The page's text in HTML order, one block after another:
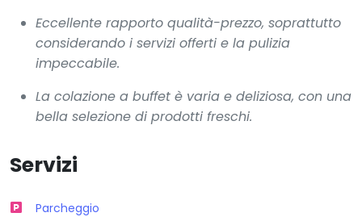
Eccellente rapporto qualità-prezzo, soprattutto
considerando i servizi offerti e la pulizia
impeccabile.
La colazione a buffet è varia e deliziosa, con una
bella selezione di prodotti freschi.
Servizi
Parcheggio